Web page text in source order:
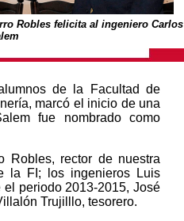
Robles felicita al ingeniero Carlos
de la Facultad de
marcó el inicio de una
fue nombrado como
Robles, rector de nuestra
la FI; los ingenieros Luis
periodo 2013-2015, José
Trujilllo, tesorero.